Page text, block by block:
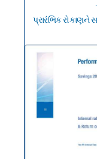
પ્રારંભિક રોકાણને